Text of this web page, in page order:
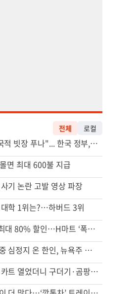
전체 로컬
"65세 복수국적 빗장 푸나"... 한국 정부, 연령 완화 전면 추진
면 최대 600불 지급
기 논란 고발 영상 파장
학 1위는?…하버드 3위
쌀·라면 값 최대 80% 할인…H마트 ‘폭탄 세일’
변호사시험 중 심정지 온 한인, 뉴욕주 제소
항공기 식기 카트 열었더니 구더기·곰팡이…LAX 기내식 업체 논란